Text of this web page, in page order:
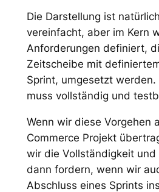
Die Darstellung ist
vereinfacht, aber im Kern
Anforderungen definiert,
Zeitscheibe mit
Sprint, umgesetzt werden.
muss vollständig und
Wenn wir diese Vorgehen
Commerce Projekt
wir die Vollständigkeit
dann fordern, wenn wir
Abschluss eines Sprints